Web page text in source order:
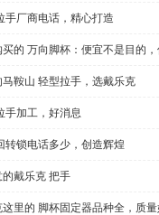
手厂商电话，精心打造
的 万向脚杯：便宜不是目的
鞍山 轻型拉手，选戴乐克
手加工，好消息
转锁电话多少，创造辉煌
戴乐克 把手
里的 脚杯固定器品种全，质